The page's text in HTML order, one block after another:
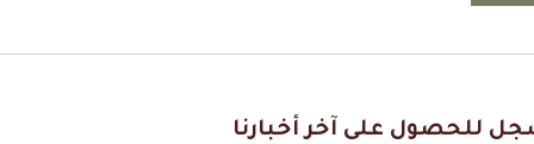
للحصول على آخر أخبارنا